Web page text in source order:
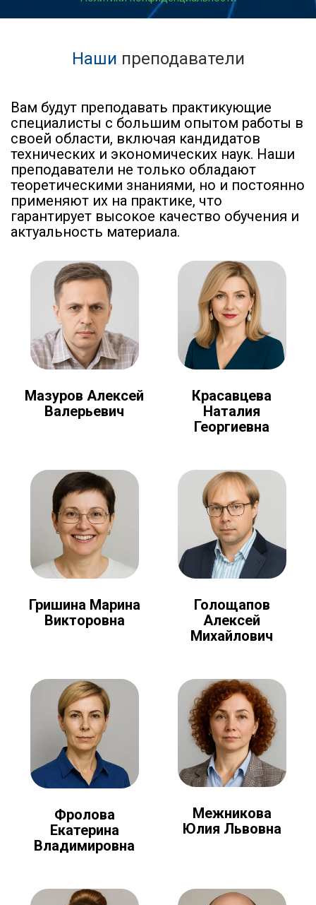
Наши преподаватели
Вам будут преподавать практикующие
специалисты с большим опытом работы в
своей области, включая кандидатов
технических и экономических наук. Наши
преподаватели не только обладают
теоретическими знаниями, но и постоянно
применяют их на практике, что
гарантирует высокое качество обучения и
актуальность материала.
Мазуров Алексей
Валерьевич
Красавцева
Наталия
Георгиевна
Гришина Марина
Викторовна
Голощапов
Алексей
Михайлович
Фролова
Екатерина
Владимировна
Межникова
Юлия Львовна